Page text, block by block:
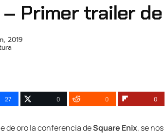
Primer trailer de
2019
27 0 0 0
de oro la conferencia deSquare Enix, se